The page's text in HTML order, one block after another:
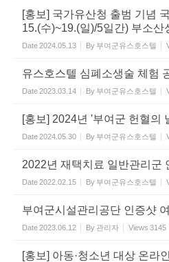
[홍보] 국가유산청 출범 기념
15.(수)~19.(일)/5일간) 부소산
Date2024.05.13 By 부여군유스호스텔
유스호스텔 심폐소생술 체험
Date2023.03.14 By 부여군유스호스텔
[홍보] 2024년 '부여군 헌혈의
Date2024.05.30 By 부여군유스호스텔
2022년 재택치료 일반관리군
Date2022.02.15 By 부여군유스호스텔
부여군시설관리공단 인증샷
Date2023.06.12 By 관리자 Views 3145
[홍보] 아동·청소년 대상 온라